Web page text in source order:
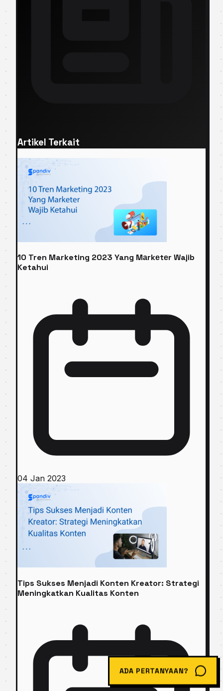
Artikel Terkait
10 Tren Marketing 2023 Yang Mаrkеtеr Wajib
Ketahui
04 Jan 2023
Tips Sukses Menjadi Konten Kreator: Strategi
Meningkatkan Kualitas Konten
ADA PERTANYAAN?